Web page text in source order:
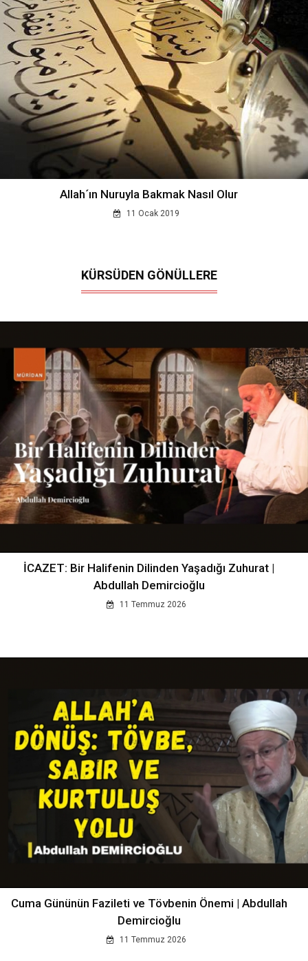
Allah´ın Nuruyla Bakmak Nasıl Olur
11 Ocak 2019
KÜRSÜDEN GÖNÜLLERE
İCAZET: Bir Halifenin Dilinden Yaşadığı Zuhurat |
Abdullah Demircioğlu
11 Temmuz 2026
Cuma Gününün Fazileti ve Tövbenin Önemi | Abdullah
Demircioğlu
11 Temmuz 2026